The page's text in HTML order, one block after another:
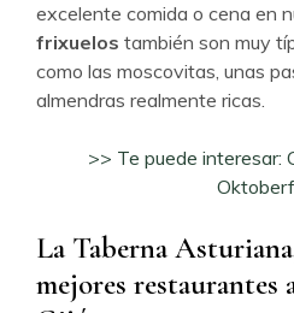
excelente comida o cena en
frixuelos también son muy
como las moscovitas, unas
almendras realmente ricas.
>> Te puede interesar:
La Taberna
mejores